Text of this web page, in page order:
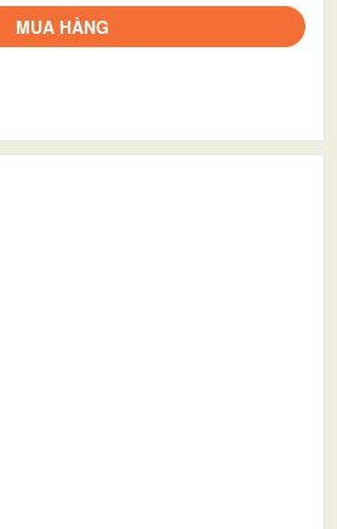
MUA HÀNG